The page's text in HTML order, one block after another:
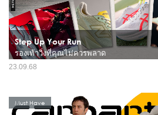
Step Up Your Run
รองเท้าวิ่งที่คุณไม่ควรพลาด
ในโลกที่เต็มไปด้วยรองเท้าวิ่งมากมาย บางทีเราก็ม
23.09.68
Must Have